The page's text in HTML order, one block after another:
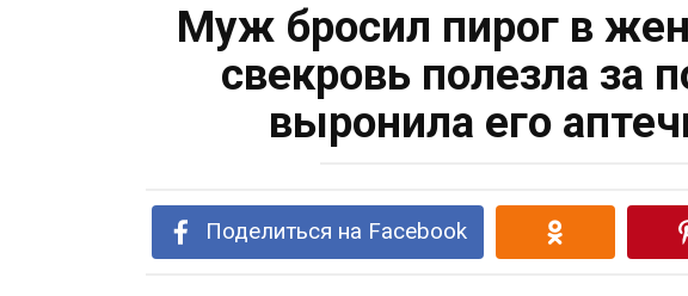
Муж бросил пирог в
свекровь полезла за
выронила его
Поделиться на Facebook